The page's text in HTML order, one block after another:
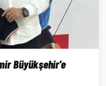
Büyükşehir'e